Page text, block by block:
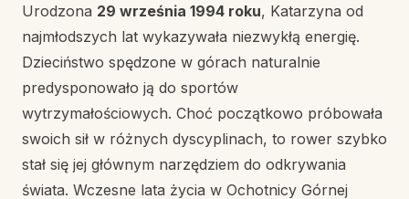
Urodzona 29 września 1994 roku, Katarzyna od
najmłodszych lat wykazywała niezwykłą energię.
Dzieciństwo spędzone w górach naturalnie
predysponowało ją do sportów
wytrzymałościowych. Choć początkowo próbowała
swoich sił w różnych dyscyplinach, to rower szybko
stał się jej głównym narzędziem do odkrywania
świata. Wczesne lata życia w Ochotnicy Górnej